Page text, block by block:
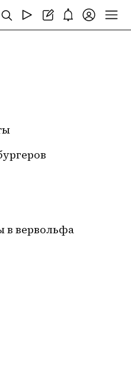
в вервольфа